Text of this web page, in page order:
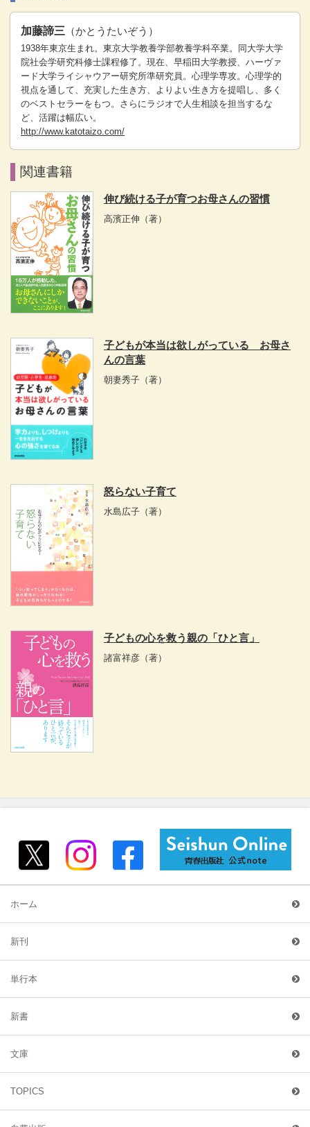
加藤諦三 （かとうたいぞう）
1938年東京生まれ。東京大学教養学部教養学科卒業。同大学大学
院社会学研究科修士課程修了。現在、早稲田大学教授、ハーヴァ
ード大学ライシャウアー研究所準研究員。心理学専攻。心理学的
視点を通して、充実した生き方、よりよい生き方を提唱し、多く
のベストセラーをもつ。さらにラジオで人生相談を担当するな
ど、活躍は幅広い。
http://www.katotaizo.com/
関連書籍
伸び続ける子が育つお母さんの習慣
高濱正伸 （著）
子どもが本当は欲しがっている お母さ
んの言葉
朝妻秀子 （著）
怒らない子育て
水島広子 （著）
子どもの心を救う親の「ひと言」
諸富祥彦 （著）
ホーム
新刊
単行本
新書
文庫
TOPICS